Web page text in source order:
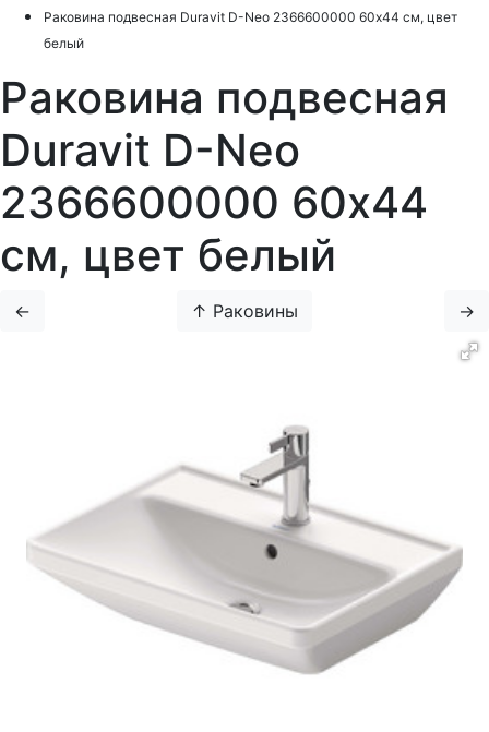
Раковина подвесная Duravit D-Neo 2366600000 60х44 см, цвет
белый
Раковина подвесная
Duravit D-Neo
2366600000 60х44
см, цвет белый
← ↑ Раковины →